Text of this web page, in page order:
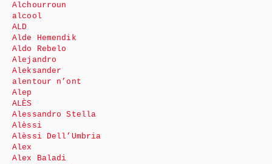
Alchourroun
alcool
ALD
Alde Hemendik
Aldo Rebelo
Alejandro
Aleksander
alentour n’ont
Alep
ALÈS
Alessandro Stella
Alèssi
Alèssi Dell’Umbria
Alex
Alex Baladi